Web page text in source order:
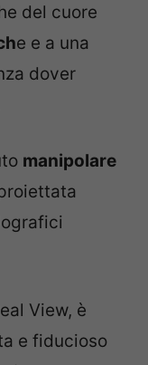
del cuore
e e a una
dover
manipolare
View, è
e fiducioso